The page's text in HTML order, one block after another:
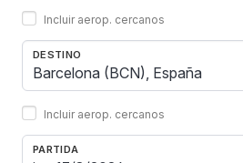
Incluir aerop. cercanos
DESTINO
Incluir aerop. cercanos
PARTIDA